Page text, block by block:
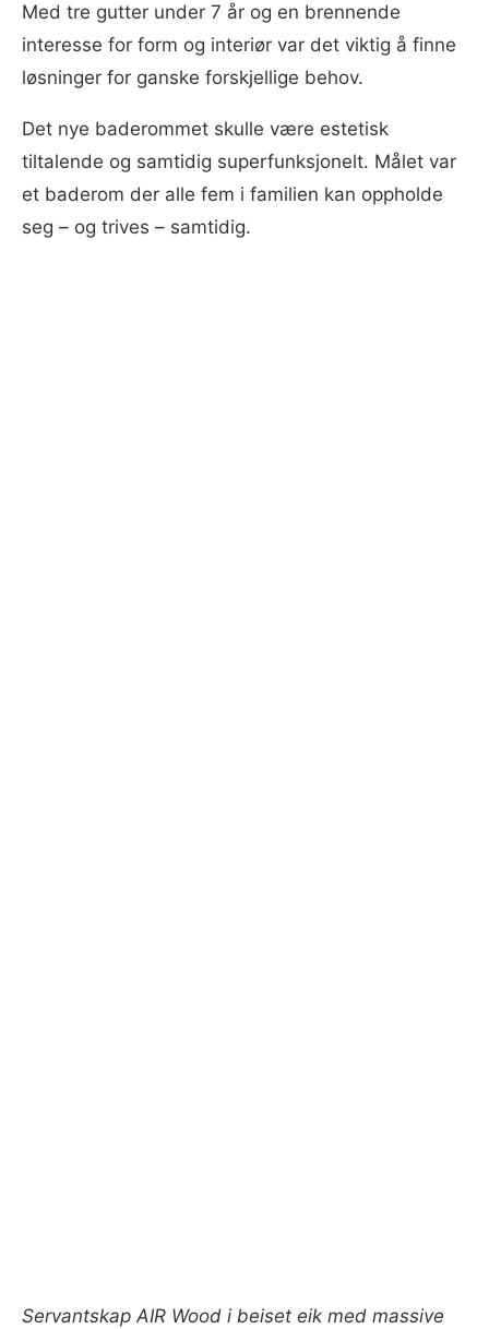
Med tre gutter under 7 år og en brennende
interesse for form og interiør var det viktig å finne
løsninger for ganske forskjellige behov.
Det nye baderommet skulle være estetisk
tiltalende og samtidig superfunksjonelt. Målet var
et baderom der alle fem i familien kan oppholde
seg – og trives – samtidig.
Servantskap AIR Wood i beiset eik med massive